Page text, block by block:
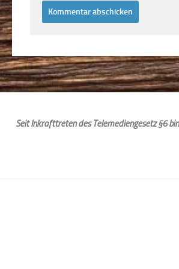
Seit Inkrafttreten des Telemediengesetz §6